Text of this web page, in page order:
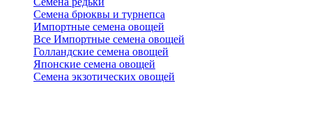
Семена брюквы и турнепса
Импортные семена овощей
Все Импортные семена овощей
Голландские семена овощей
Японские семена овощей
Семена экзотических овощей